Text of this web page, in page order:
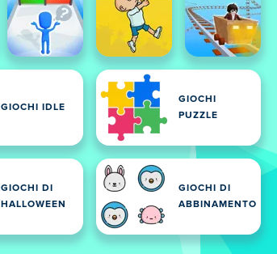
GIOCHI IDLE
GIOCHI
PUZZLE
GIOCHI DI
HALLOWEEN
GIOCHI DI
ABBINAMENTO